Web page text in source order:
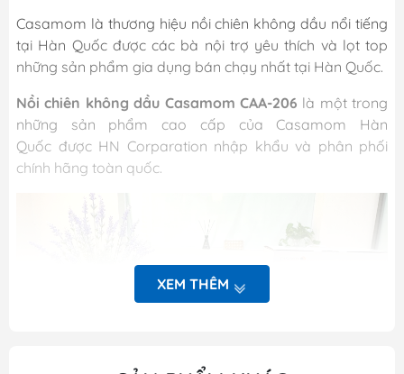
Casamom là thương hiệu nồi chiên không dầu nổi tiếng
tại Hàn Quốc được các bà nội trợ yêu thích và lọt top
những sản phẩm gia dụng bán chạy nhất tại Hàn Quốc.
Nồi chiên không dầu Casamom CAA-206 là một trong
những sản phẩm cao cấp của Casamom Hàn
Quốc được HN Corparation nhập khẩu và phân phối
chính hãng toàn quốc.
XEM THÊM